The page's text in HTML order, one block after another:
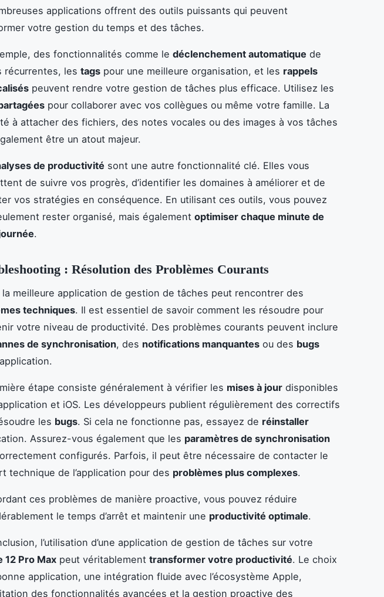
applications offrent des outils puissants qui peuvent
votre gestion du temps et des tâches.
des fonctionnalités comme le déclenchement automatique de
récurrentes, les tags pour une meilleure organisation, et les rappels
peuvent rendre votre gestion de tâches plus efficace. Utilisez les
pour collaborer avec vos collègues ou même votre famille. La
à attacher des fichiers, des notes vocales ou des images à vos tâches
être un atout majeur.
de productivité sont une autre fonctionnalité clé. Elles vous
de suivre vos progrès, d’identifier les domaines à améliorer et de
vos stratégies en conséquence. En utilisant ces outils, vous pouvez
rester organisé, mais également optimiser chaque minute de
.
: Résolution des Problèmes Courants
la meilleure application de gestion de tâches peut rencontrer des
techniques. Il est essentiel de savoir comment les résoudre pour
votre niveau de productivité. Des problèmes courants peuvent inclure
de synchronisation, des notifications manquantes ou des bugs
étape consiste généralement à vérifier les mises à jour disponibles
et iOS. Les développeurs publient régulièrement des correctifs
les bugs. Si cela ne fonctionne pas, essayez de réinstaller
Assurez-vous également que les paramètres de synchronisation
configurés. Parfois, il peut être nécessaire de contacter le
technique de l’application pour des problèmes plus complexes.
ces problèmes de manière proactive, vous pouvez réduire
le temps d’arrêt et maintenir une productivité optimale.
l’utilisation d’une application de gestion de tâches sur votre
12 Pro Max peut véritablement transformer votre productivité. Le choix
application, une intégration fluide avec l’écosystème Apple,
des fonctionnalités avancées et la gestion proactive des